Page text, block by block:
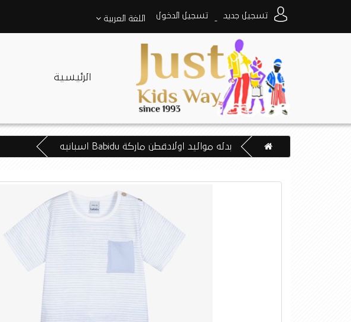
تسجيل جديد
-
تسجيل الدخول اللغة العربية
الرئيسية
بدله مواليد اولادقطن ماركة Babidu اسبانيه